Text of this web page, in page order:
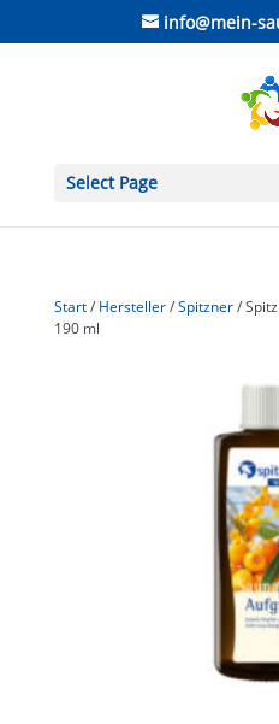
info@mein-
Select Page
Start/ Hersteller/Spitzner/
190 ml